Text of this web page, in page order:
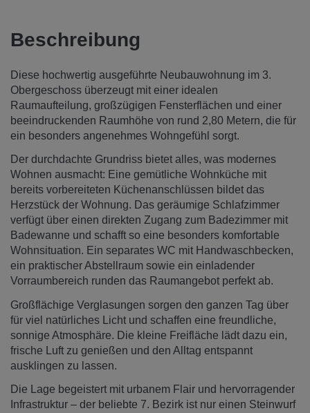
Beschreibung
Diese hochwertig ausgeführte Neubauwohnung im 3.
Obergeschoss überzeugt mit einer idealen
Raumaufteilung, großzügigen Fensterflächen und einer
beeindruckenden Raumhöhe von rund 2,80 Metern, die für
ein besonders angenehmes Wohngefühl sorgt.
Der durchdachte Grundriss bietet alles, was modernes
Wohnen ausmacht: Eine gemütliche Wohnküche mit
bereits vorbereiteten Küchenanschlüssen bildet das
Herzstück der Wohnung. Das geräumige Schlafzimmer
verfügt über einen direkten Zugang zum Badezimmer mit
Badewanne und schafft so eine besonders komfortable
Wohnsituation. Ein separates WC mit Handwaschbecken,
ein praktischer Abstellraum sowie ein einladender
Vorraumbereich runden das Raumangebot perfekt ab.
Großflächige Verglasungen sorgen den ganzen Tag über
für viel natürliches Licht und schaffen eine freundliche,
sonnige Atmosphäre. Die kleine Freifläche lädt dazu ein,
frische Luft zu genießen und den Alltag entspannt
ausklingen zu lassen.
Die Lage begeistert mit urbanem Flair und hervorragender
Infrastruktur – der beliebte 7. Bezirk ist nur einen Steinwurf